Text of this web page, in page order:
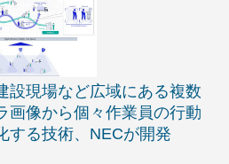
設現場など広域にある複数
画像から個々作業員の行動
する技術、NECが開発